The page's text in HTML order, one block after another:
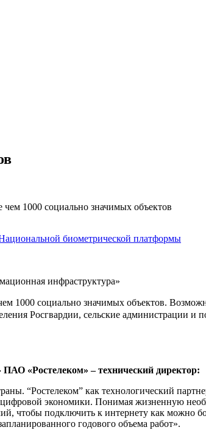
биометрической платформы
инфраструктура»
1000 социально значимых объектов.
Росгвардии, сельские администрации и
«Ростелеком» – технический директор:
“Ростелеком” как технологический
экономики. Понимая жизненную
чтобы подключить к интернету как можно
годового объема работ».